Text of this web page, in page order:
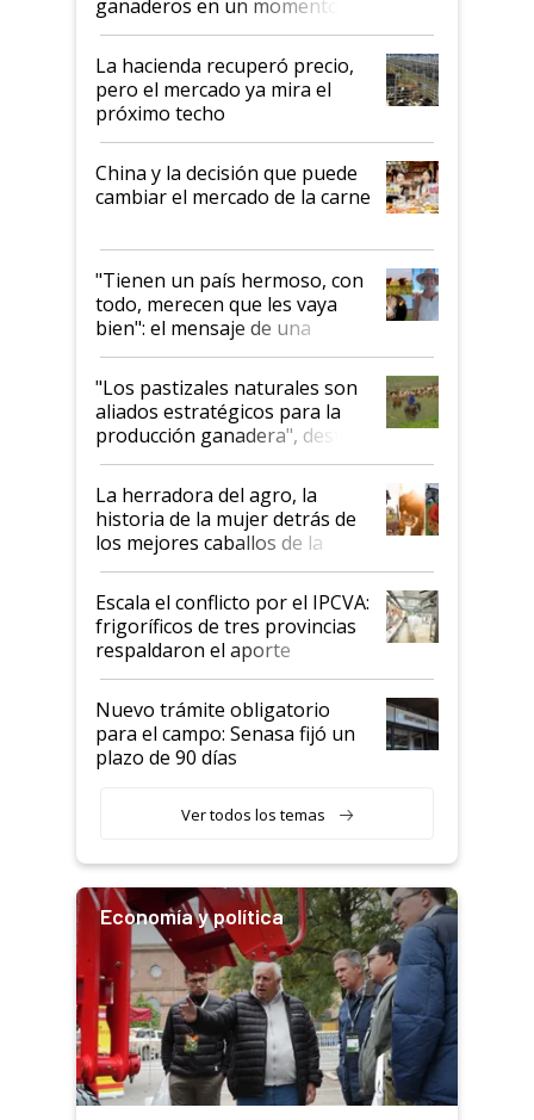
ganaderos en un momento
histórico para la actividad
La hacienda recuperó precio,
pero el mercado ya mira el
próximo techo
China y la decisión que puede
cambiar el mercado de la carne
"Tienen un país hermoso, con
todo, merecen que les vaya
bien": el mensaje de una
ganadera uruguaya sobre las
oportunidades que se abren
para el agro en Argentina, con
foco en la carne
"Los pastizales naturales son
aliados estratégicos para la
producción ganadera", destaca
la iniciativa que ya reúne a 46
establecimientos en Argentina
La herradora del agro, la
historia de la mujer detrás de
los mejores caballos de la
Argentina y los mitos que
todavía hacen sufrir a estos
animales: "Mientras me
descalificaban, yo seguí
haciendo currículum"
Escala el conflicto por el IPCVA:
frigoríficos de tres provincias
respaldaron el aporte
obligatorio
Nuevo trámite obligatorio
para el campo: Senasa fijó un
plazo de 90 días
Ver todos los temas
Economía y política